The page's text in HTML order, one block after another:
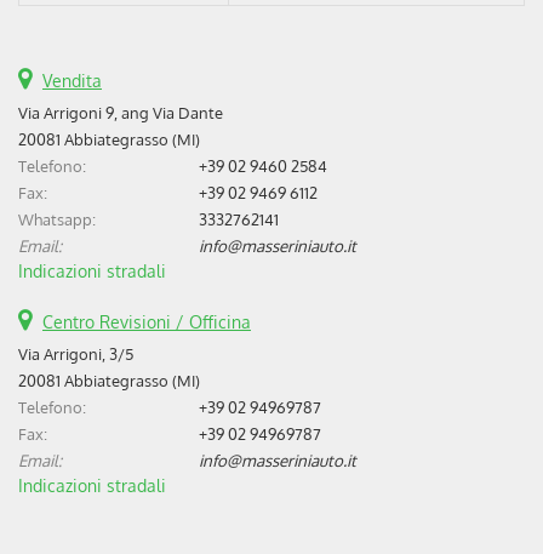
Vendita
Via Arrigoni 9, ang Via Dante
20081 Abbiategrasso (MI)
Telefono:
+39 02 9460 2584
Fax:
+39 02 9469 6112
Whatsapp:
3332762141
Email:
info@masseriniauto.it
Indicazioni stradali
Centro Revisioni / Officina
Via Arrigoni, 3/5
20081 Abbiategrasso (MI)
Telefono:
+39 02 94969787
Fax:
+39 02 94969787
Email:
info@masseriniauto.it
Indicazioni stradali